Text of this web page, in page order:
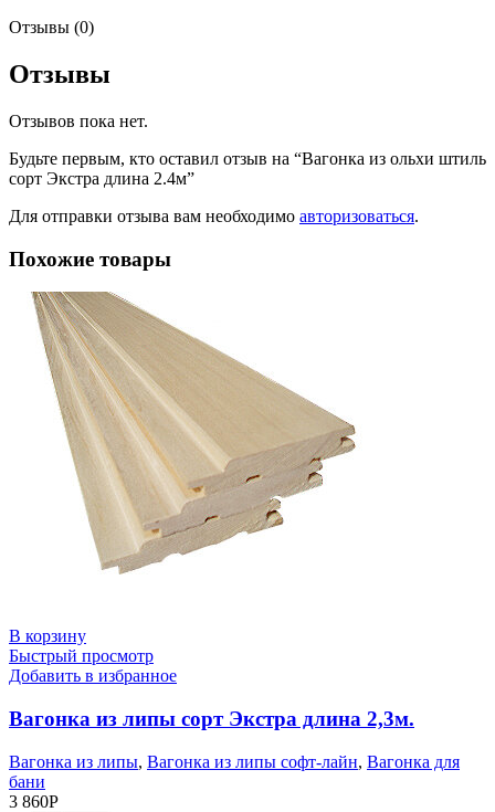
Отзывы (0)
Отзывы
Отзывов пока нет.
Будьте первым, кто оставил отзыв на “Вагонка из ольхи штиль
сорт Экстра длина 2.4м”
Для отправки отзыва вам необходимо авторизоваться.
Похожие товары
В корзину
Быстрый просмотр
Добавить в избранное
Вагонка из липы сорт Экстра длина 2,3м.
Вагонка из липы, Вагонка из липы софт-лайн, Вагонка для
бани
3 860Р